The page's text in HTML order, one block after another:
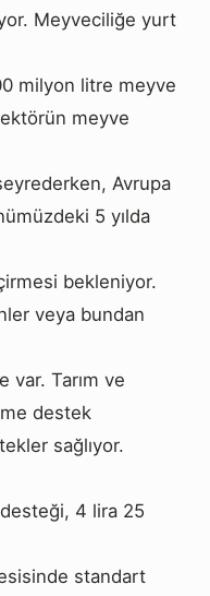
Meyveciliğe yurt
milyon litre meyve
meyve
Avrupa
5 yılda
bekleniyor.
veya bundan
var. Tarım ve
destek
sağlıyor.
4 lira 25
standart